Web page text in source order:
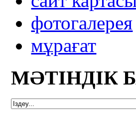
фотогалерея
мұрағат
МӘТІНДІК